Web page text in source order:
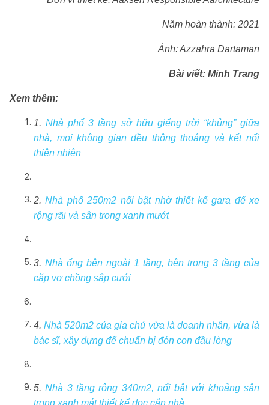
Năm hoàn thành: 2021
Ảnh: Azzahra Dartaman
Bài viết: Minh Trang
Xem thêm:
1.Nhà phố 3 tầng sở hữu giếng trời “khủng” giữa
nhà, mọi không gian đều thông thoáng và kết nối
thiên nhiên
2.Nhà phố 250m2 nổi bật nhờ thiết kế gara để xe
rộng rãi và sân trong xanh mướt
3. Nhà ống bên ngoài 1 tầng, bên trong 3 tầng của
cặp vợ chồng sắp cưới
4.Nhà 520m2 của gia chủ vừa là doanh nhân, vừa là
bác sĩ, xây dựng để chuẩn bị đón con đầu lòng
5.Nhà 3 tầng rộng 340m2, nổi bật với khoảng sân
trong xanh mát thiết kế dọc căn nhà